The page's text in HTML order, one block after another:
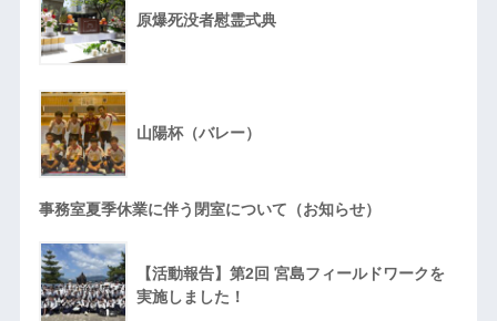
原爆死没者慰霊式典
山陽杯（バレー）
事務室夏季休業に伴う閉室について（お知らせ）
【活動報告】第2回 宮島フィールドワークを
実施しました！